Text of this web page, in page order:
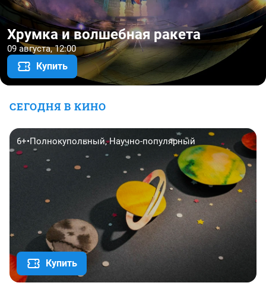
Хрумка и волшебная ракета
09 августа, 12:00
Купить
СЕГОДНЯ В КИНО
6+•Полнокупольный, Научно-популярный
Купить